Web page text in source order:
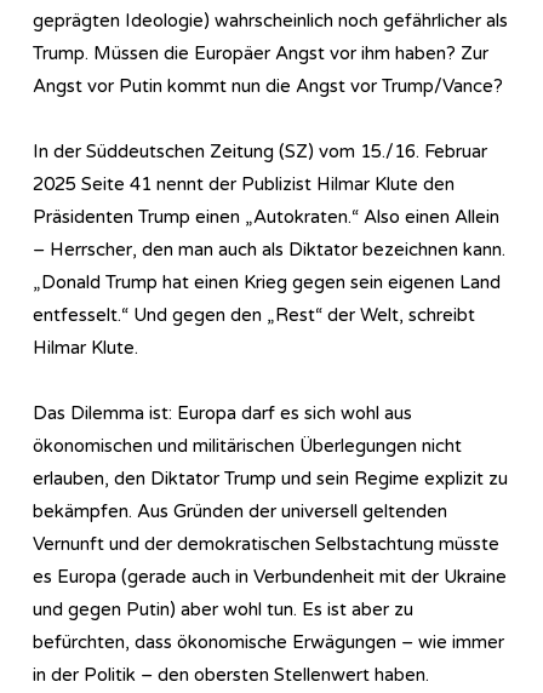
geprägten Ideologie) wahrscheinlich noch gefährlicher als
Trump. Müssen die Europäer Angst vor ihm haben? Zur
Angst vor Putin kommt nun die Angst vor Trump/Vance?
In der Süddeutschen Zeitung (SZ) vom 15./16. Februar
2025 Seite 41 nennt der Publizist Hilmar Klute den
Präsidenten Trump einen „Autokraten.“ Also einen Allein
– Herrscher, den man auch als Diktator bezeichnen kann.
„Donald Trump hat einen Krieg gegen sein eigenen Land
entfesselt.“ Und gegen den „Rest“ der Welt, schreibt
Hilmar Klute.
Das Dilemma ist: Europa darf es sich wohl aus
ökonomischen und militärischen Überlegungen nicht
erlauben, den Diktator Trump und sein Regime explizit zu
bekämpfen. Aus Gründen der universell geltenden
Vernunft und der demokratischen Selbstachtung müsste
es Europa (gerade auch in Verbundenheit mit der Ukraine
und gegen Putin) aber wohl tun. Es ist aber zu
befürchten, dass ökonomische Erwägungen – wie immer
in der Politik – den obersten Stellenwert haben.